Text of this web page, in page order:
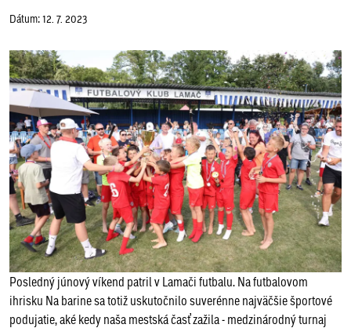
Dátum: 12. 7. 2023
Posledný júnový víkend patril v Lamači futbalu. Na futbalovom
ihrisku Na barine sa totiž uskutočnilo suverénne najväčšie športové
podujatie, aké kedy naša mestská časť zažila - medzinárodný turnaj